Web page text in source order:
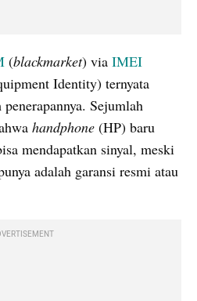
(blackmarket) via IMEI
Identity) ternyata
Sejumlah
handphone (HP) baru
mendapatkan sinyal, meski
adalah garansi resmi atau